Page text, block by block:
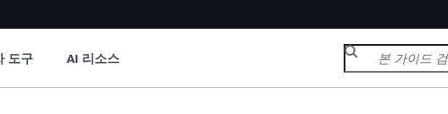
도구 AI 리소스